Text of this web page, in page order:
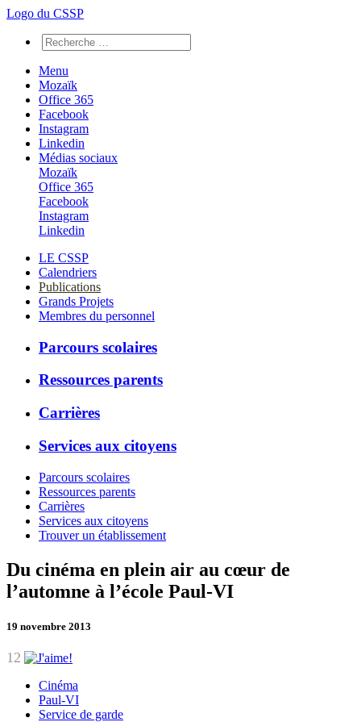
Logo du CSSP
Menu
Mozaïk
Office 365
Facebook
Instagram
Linkedin
Médias sociaux
Mozaïk
Office 365
Facebook
Instagram
Linkedin
LE CSSP
Calendriers
Publications
Grands Projets
Membres du personnel
Parcours scolaires
Ressources parents
Carrières
Services aux citoyens
Parcours scolaires
Ressources parents
Carrières
Services aux citoyens
Trouver un établissement
Du cinéma en plein air au cœur de
l’automne à l’école Paul-VI
19 novembre 2013
12
Cinéma
Paul-VI
Service de garde